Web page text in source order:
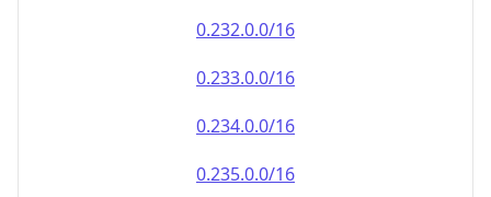
0.232.0.0/16
0.233.0.0/16
0.234.0.0/16
0.235.0.0/16